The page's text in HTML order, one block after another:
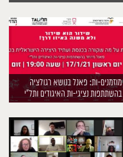
מוזמנים-ות: פאנל בנושא רגולציה
בהשתתפות נציגי-ות האיגודים ותל״י